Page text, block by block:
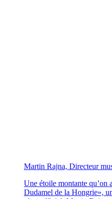
Martin Rajna, Directeur
Une étoile montante qu’on
Dudamel de la Hongrie»,